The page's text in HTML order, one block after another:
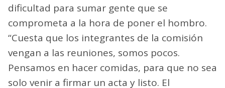
dificultad para sumar gente que se
comprometa a la hora de poner el hombro.
“Cuesta que los integrantes de la comisión
vengan a las reuniones, somos pocos.
Pensamos en hacer comidas, para que no sea
solo venir a firmar un acta y listo. El